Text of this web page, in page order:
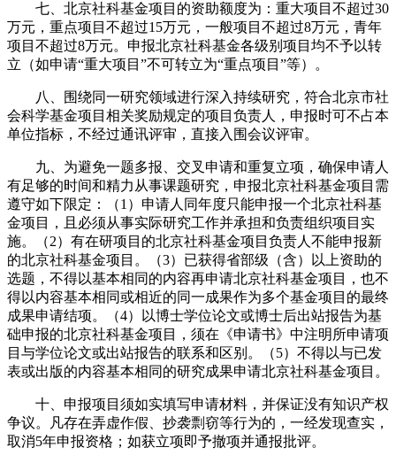
七、北京社科基金项目的资助额度为：重大项目不超过30
万元，重点项目不超过15万元，一般项目不超过8万元，青年
项目不超过8万元。申报北京社科基金各级别项目均不予以转
立（如申请“重大项目”不可转立为“重点项目”等）。
八、围绕同一研究领域进行深入持续研究，符合北京市社
会科学基金项目相关奖励规定的项目负责人，申报时可不占本
单位指标，不经过通讯评审，直接入围会议评审。
九、为避免一题多报、交叉申请和重复立项，确保申请人
有足够的时间和精力从事课题研究，申报北京社科基金项目需
遵守如下限定：（1）申请人同年度只能申报一个北京社科基
金项目，且必须从事实际研究工作并承担和负责组织项目实
施。（2）有在研项目的北京社科基金项目负责人不能申报新
的北京社科基金项目。（3）已获得省部级（含）以上资助的
选题，不得以基本相同的内容再申请北京社科基金项目，也不
得以内容基本相同或相近的同一成果作为多个基金项目的最终
成果申请结项。（4）以博士学位论文或博士后出站报告为基
础申报的北京社科基金项目，须在《申请书》中注明所申请项
目与学位论文或出站报告的联系和区别。（5）不得以与已发
表或出版的内容基本相同的研究成果申请北京社科基金项目。
十、申报项目须如实填写申请材料，并保证没有知识产权
争议。凡存在弄虚作假、抄袭剽窃等行为的，一经发现查实，
取消5年申报资格；如获立项即予撤项并通报批评。